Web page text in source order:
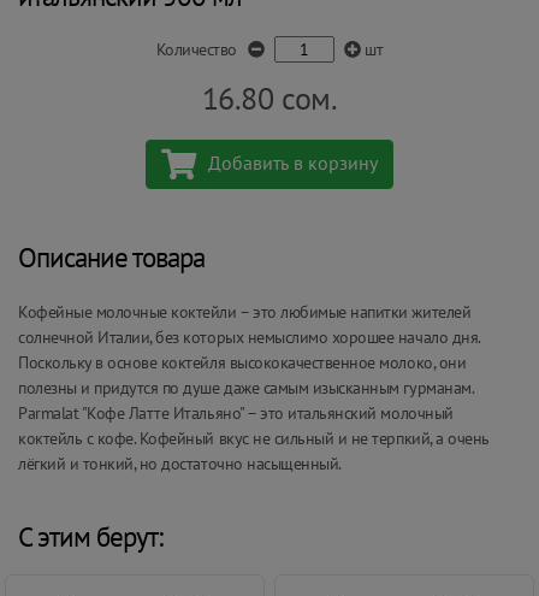
Количество шт
16.80 сом.
Добавить в корзину
Описание товара
Кофейные молочные коктейли – это любимые напитки жителей
солнечной Италии, без которых немыслимо хорошее начало дня.
Поскольку в основе коктейля высококачественное молоко, они
полезны и придутся по душе даже самым изысканным гурманам.
Parmalat "Кофе Латте Итальяно" – это итальянский молочный
коктейль с кофе. Кофейный вкус не сильный и не терпкий, а очень
лёгкий и тонкий, но достаточно насыщенный.
С этим берут: